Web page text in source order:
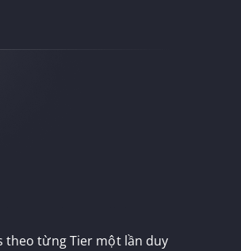
theo từng Tier một lần duy